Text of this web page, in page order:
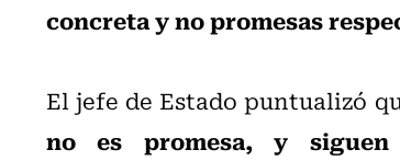
concreta y no promesas
El jefe de Estado puntualizó
no es promesa, y siguen